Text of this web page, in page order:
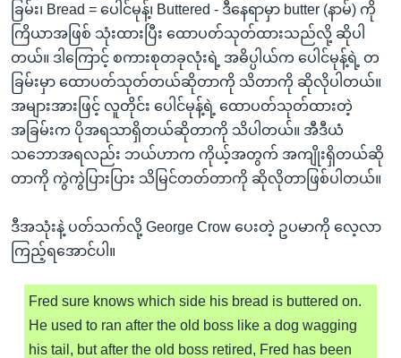
ခြမ်း၊ Bread = ပေါင်မုန့်၊ Buttered - ဒီနေရာမှာ butter (နာမ်) ကို
ကြိယာအဖြစ် သုံးထားပြီး ထောပတ်သုတ်ထားသည်လို့ ဆိုပါ
တယ်။ ဒါကြောင့် စကားစုတခုလုံးရဲ့ အဓိပ္ပါယ်က ပေါင်မုန့်ရဲ့ တ
ခြမ်းမှာ ထောပတ်သုတ်တယ်ဆိုတာကို သိတာကို ဆိုလိုပါတယ်။
အများအားဖြင့် လူတိုင်း ပေါင်မုန့်ရဲ့ ထောပတ်သုတ်ထားတဲ့
အခြမ်းက ပိုအရသာရှိတယ်ဆိုတာကို သိပါတယ်။ အီဒီယံ
သဘောအရလည်း ဘယ်ဟာက ကိုယ့်အတွက် အကျိုးရှိတယ်ဆို
တာကို ကွဲကွဲပြားပြား သိမြင်တတ်တာကို ဆိုလိုတာဖြစ်ပါတယ်။
ဒီအသုံးနဲ့ ပတ်သက်လို့ George Crow ပေးတဲ့ ဥပမာကို လေ့လာ
ကြည့်ရအောင်ပါ။
Fred sure knows which side his bread is buttered on.
He used to ran after the old boss like a dog wagging
his tail, but after the old boss retired, Fred has been